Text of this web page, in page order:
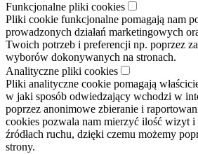
Funkcjonalne pliki cookies
Pliki cookie funkcjonalne pomagają nam
prowadzonych działań marketingowych
Twoich potrzeb i preferencji np. poprzez
wyborów dokonywanych na stronach.
Analityczne pliki cookies
Pliki analityczne cookie pomagają
w jaki sposób odwiedzający wchodzi w
poprzez anonimowe zbieranie i
cookies pozwala nam mierzyć ilość wizyt
źródłach ruchu, dzięki czemu możemy
strony.